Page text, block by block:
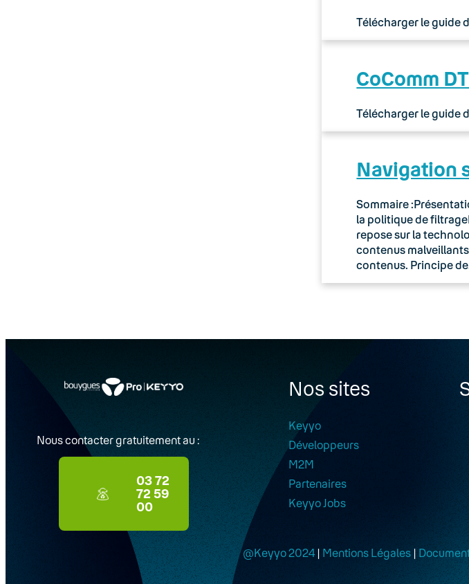
Télécharger le guide
CoComm
Télécharger le guide
Navigation
Sommaire
la politique de
repose sur la
contenus
contenus. Principe
Nous contacter gratuitement au :
03 72
72 59
00
Nos sites
Keyyo
Développeurs
M2M
Partenaires
Keyyo Jobs
@Keyyo 2024| Mentions Légales |